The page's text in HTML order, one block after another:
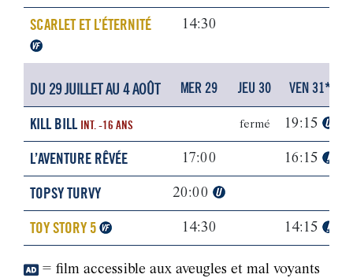
SCARLET ET L’ÉTERNITÉ 14:30
DU 29 JUILLET AU 4 AOÛT MER 29 JEU 30 VEN 31*
KILL BILL INT. -16 ANS fermé 19:15
L’AVENTURE RÊVÉE 17:00 16:15
TOPSY TURVY 20:00
TOY STORY 5 14:30 14:15
= film accessible aux aveugles et mal voyants